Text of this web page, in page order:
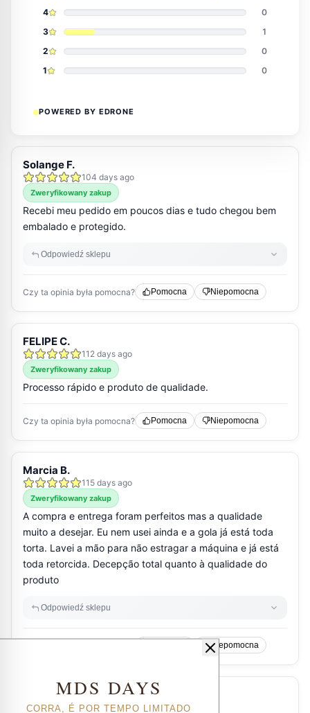
MDS DAYS
CORRA, É POR TEMPO LIMITADO